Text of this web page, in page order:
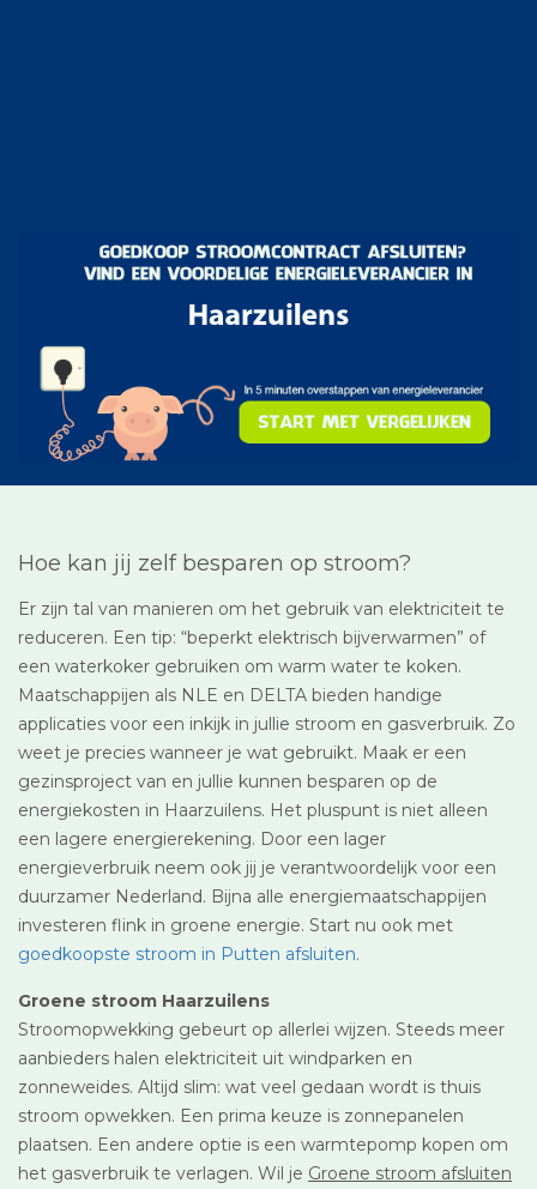
Hoe kan jij zelf besparen op stroom?
Er zijn tal van manieren om het gebruik van elektriciteit te
reduceren. Een tip: “beperkt elektrisch bijverwarmen” of
een waterkoker gebruiken om warm water te koken.
Maatschappijen als NLE en DELTA bieden handige
applicaties voor een inkijk in jullie stroom en gasverbruik. Zo
weet je precies wanneer je wat gebruikt. Maak er een
gezinsproject van en jullie kunnen besparen op de
energiekosten in Haarzuilens. Het pluspunt is niet alleen
een lagere energierekening. Door een lager
energieverbruik neem ook jij je verantwoordelijk voor een
duurzamer Nederland. Bijna alle energiemaatschappijen
investeren flink in groene energie. Start nu ook met
goedkoopste stroom in Putten afsluiten.
Groene stroom Haarzuilens
Stroomopwekking gebeurt op allerlei wijzen. Steeds meer
aanbieders halen elektriciteit uit windparken en
zonneweides. Altijd slim: wat veel gedaan wordt is thuis
stroom opwekken. Een prima keuze is zonnepanelen
plaatsen. Een andere optie is een warmtepomp kopen om
het gasverbruik te verlagen. Wil je Groene stroom afsluiten